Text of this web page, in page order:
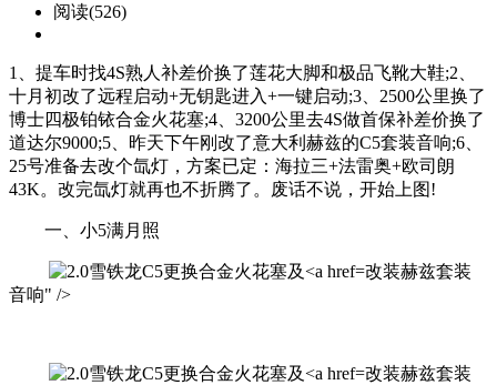
阅读(526)
1、提车时找4S熟人补差价换了莲花大脚和极品飞靴大鞋;2、
十月初改了远程启动+无钥匙进入+一键启动;3、2500公里换了
博士四极铂铱合金火花塞;4、3200公里去4S做首保补差价换了
道达尔9000;5、昨天下午刚改了意大利赫兹的C5套装音响;6、
25号准备去改个氙灯，方案已定：海拉三+法雷奥+欧司朗
43K。改完氙灯就再也不折腾了。废话不说，开始上图!
一、小5满月照
改装赫兹套装
音响" />
改装赫兹套装